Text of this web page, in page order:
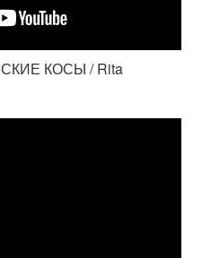
КОСЫ / Rita